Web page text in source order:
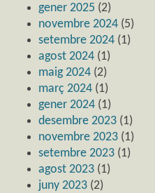
gener 2025 (2)
novembre 2024 (5)
setembre 2024 (1)
agost 2024 (1)
maig 2024 (2)
març 2024 (1)
gener 2024 (1)
desembre 2023 (1)
novembre 2023 (1)
setembre 2023 (1)
agost 2023 (1)
juny 2023 (2)